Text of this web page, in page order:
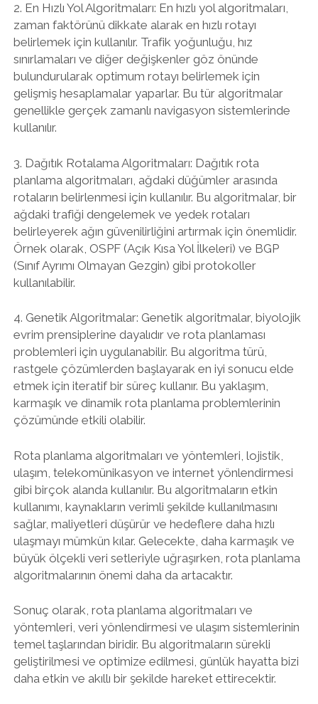
2. En Hızlı Yol Algoritmaları: En hızlı yol algoritmaları,
zaman faktörünü dikkate alarak en hızlı rotayı
belirlemek için kullanılır. Trafik yoğunluğu, hız
sınırlamaları ve diğer değişkenler göz önünde
bulundurularak optimum rotayı belirlemek için
gelişmiş hesaplamalar yaparlar. Bu tür algoritmalar
genellikle gerçek zamanlı navigasyon sistemlerinde
kullanılır.
3. Dağıtık Rotalama Algoritmaları: Dağıtık rota
planlama algoritmaları, ağdaki düğümler arasında
rotaların belirlenmesi için kullanılır. Bu algoritmalar, bir
ağdaki trafiği dengelemek ve yedek rotaları
belirleyerek ağın güvenilirliğini artırmak için önemlidir.
Örnek olarak, OSPF (Açık Kısa Yol İlkeleri) ve BGP
(Sınıf Ayrımı Olmayan Gezgin) gibi protokoller
kullanılabilir.
4. Genetik Algoritmalar: Genetik algoritmalar, biyolojik
evrim prensiplerine dayalıdır ve rota planlaması
problemleri için uygulanabilir. Bu algoritma türü,
rastgele çözümlerden başlayarak en iyi sonucu elde
etmek için iteratif bir süreç kullanır. Bu yaklaşım,
karmaşık ve dinamik rota planlama problemlerinin
çözümünde etkili olabilir.
Rota planlama algoritmaları ve yöntemleri, lojistik,
ulaşım, telekomünikasyon ve internet yönlendirmesi
gibi birçok alanda kullanılır. Bu algoritmaların etkin
kullanımı, kaynakların verimli şekilde kullanılmasını
sağlar, maliyetleri düşürür ve hedeflere daha hızlı
ulaşmayı mümkün kılar. Gelecekte, daha karmaşık ve
büyük ölçekli veri setleriyle uğraşırken, rota planlama
algoritmalarının önemi daha da artacaktır.
Sonuç olarak, rota planlama algoritmaları ve
yöntemleri, veri yönlendirmesi ve ulaşım sistemlerinin
temel taşlarından biridir. Bu algoritmaların sürekli
geliştirilmesi ve optimize edilmesi, günlük hayatta bizi
daha etkin ve akıllı bir şekilde hareket ettirecektir.